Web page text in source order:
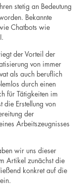
stetig an Bedeutung
Bekannte
Chatbots wie
der Vorteil der
von immer
als auch beruflich
durch einen
für Tätigkeiten im
die Erstellung von
der
Arbeitszeugnisses
wir uns dieser
Artikel zunächst die
konkret auf die